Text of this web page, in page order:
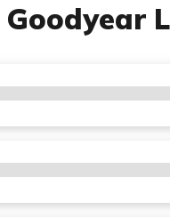
Goodyear